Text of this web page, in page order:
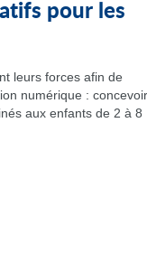
pour les
leurs forces afin de
numérique : concevoir
aux enfants de 2 à 8